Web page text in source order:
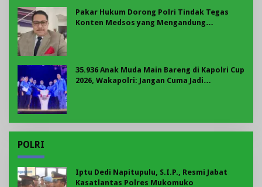
Pakar Hukum Dorong Polri Tindak Tegas
Konten Medsos yang Mengandung
35.936 Anak Muda Main Bareng di Kapolri Cup
2026, Wakapolri: Jangan Cuma Jadi
POLRI
Iptu Dedi Napitupulu, S.I.P., Resmi Jabat
Kasatlantas Polres Mukomuko